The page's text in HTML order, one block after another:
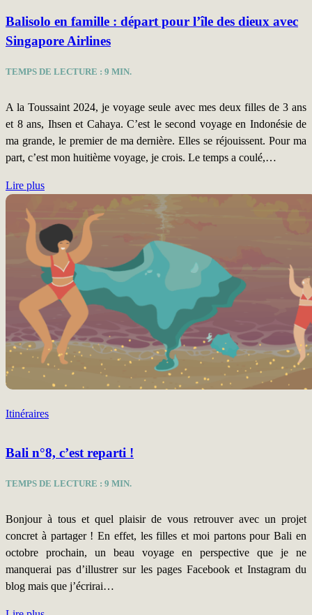
Balisolo en famille : départ pour l’île des dieux avec
Singapore Airlines
TEMPS DE LECTURE : 9 MIN.
A la Toussaint 2024, je voyage seule avec mes deux filles de 3 ans
et 8 ans, Ihsen et Cahaya. C’est le second voyage en Indonésie de
ma grande, le premier de ma dernière. Elles se réjouissent. Pour ma
part, c’est mon huitième voyage, je crois. Le temps a coulé,…
Lire plus
Itinéraires
Bali n°8, c’est reparti !
TEMPS DE LECTURE : 9 MIN.
Bonjour à tous et quel plaisir de vous retrouver avec un projet
concret à partager ! En effet, les filles et moi partons pour Bali en
octobre prochain, un beau voyage en perspective que je ne
manquerai pas d’illustrer sur les pages Facebook et Instagram du
blog mais que j’écrirai…